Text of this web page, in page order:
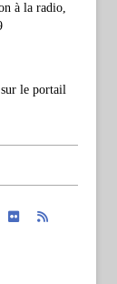
à la radio,
sur le portail